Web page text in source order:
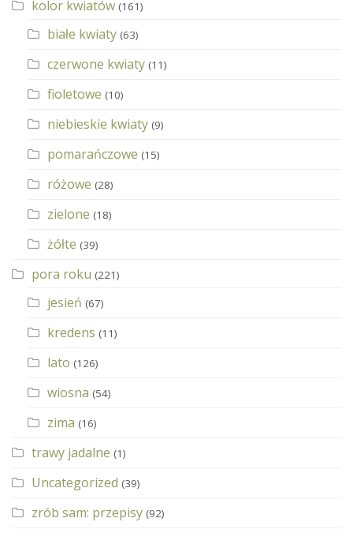
kolor kwiatów (161)
białe kwiaty (63)
czerwone kwiaty (11)
fioletowe (10)
niebieskie kwiaty (9)
pomarańczowe (15)
różowe (28)
zielone (18)
żółte (39)
pora roku (221)
jesień (67)
kredens (11)
lato (126)
wiosna (54)
zima (16)
trawy jadalne (1)
Uncategorized (39)
zrób sam: przepisy (92)